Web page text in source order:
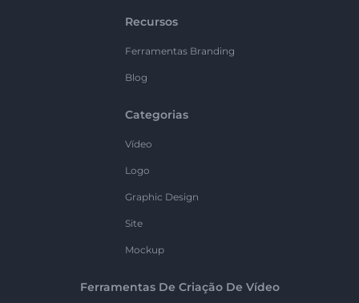
Recursos
Ferramentas Branding
Blog
Categorias
Vídeo
Logo
Graphic Design
Site
Mockup
Ferramentas De Criação De Vídeo